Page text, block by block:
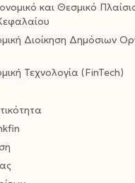
και Θεσμικό
Διοίκηση Δημόσιων
Τεχνολογία (FinTech)